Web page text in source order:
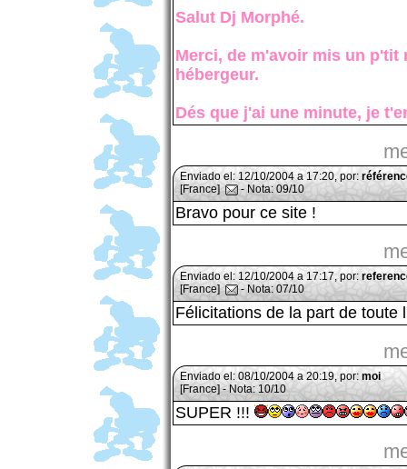
Salut Dj Morphé.
Merci, de m'avoir mis un p'tit
hébergeur.
Dés que j'ai une minute, je
Enviado el: 12/10/2004 a 17:20, por:
[France]
- Nota: 09/10
Bravo pour ce site !
Enviado el: 12/10/2004 a 17:17, por:
[France]
- Nota: 07/10
Félicitations de la part de toute
Enviado el: 08/10/2004 a 20:19, por: moi
[France] - Nota: 10/10
SUPER !!!